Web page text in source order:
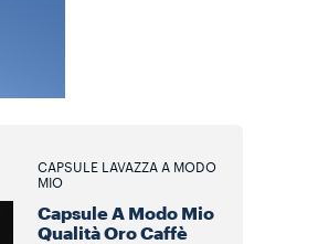
CAPSULE LAVAZZA A MODO
MIO
Capsule A Modo Mio
Qualità Oro Caffè